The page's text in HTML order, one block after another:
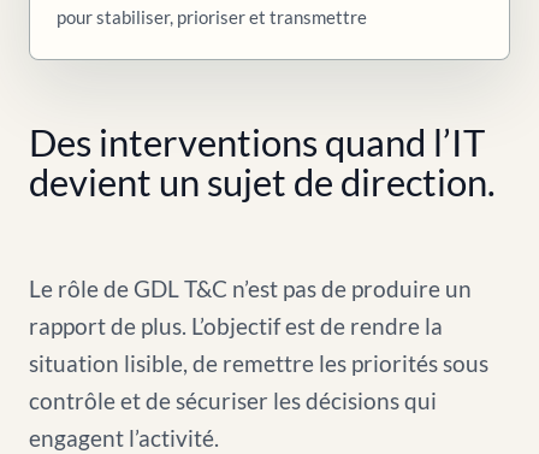
pour stabiliser, prioriser et transmettre
Des interventions quand l’IT
devient un sujet de direction.
Le rôle de GDL T&C n’est pas de produire un
rapport de plus. L’objectif est de rendre la
situation lisible, de remettre les priorités sous
contrôle et de sécuriser les décisions qui
engagent l’activité.